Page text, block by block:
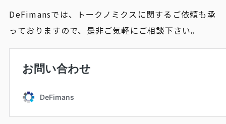
DeFimansでは、トークノミクスに関するご依頼も承
っておりますので、是非ご気軽にご相談下さい。